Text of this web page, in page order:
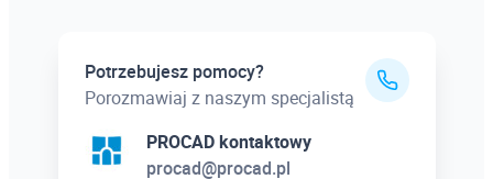
Potrzebujesz pomocy?
Porozmawiaj z naszym specjalistą
PROCAD kontaktowy
procad@procad.pl